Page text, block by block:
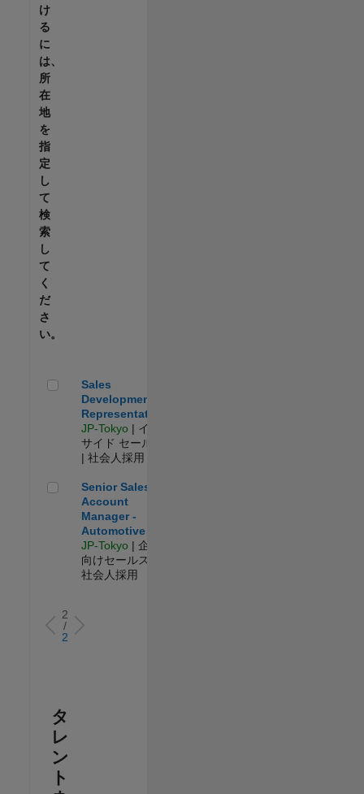
け
る
に
は、
所
在
地
を
指
定
し
て
検
索
し
て
く
だ
さ
い。
Sales Development Representative
Sales
Development
Representative
JP-Tokyo | イン
サイド セールス
| 社会人採用
Senior Sales Account Manager - Automotive
Senior Sales
Account
Manager -
Automotive
JP-Tokyo | 企業
向けセールス |
社会人採用
2
/
2
タ
レ
ン
ト